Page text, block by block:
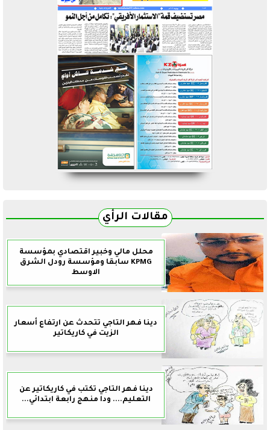
مقالات الرأي
محلل مالي وخبير اقتصادي بمؤسسة
KPMG سابقا ومؤسسة رودل الشرق
الاوسط
دينا فهر التاجي تتحدث عن ارتفاع أسعار
الزيت في كاريكاتير
دينا فهر التاجي تكتب في كاريكاتير عن
التعليم.... ودا منهج رابعة ابتدائي...